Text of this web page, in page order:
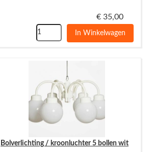
€ 35,00
In Winkelwagen
Bolverlichting / kroonluchter 5 bollen wit